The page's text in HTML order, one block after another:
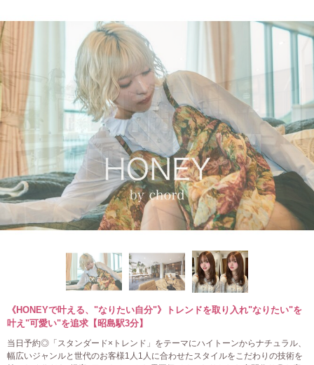
《HONEYで叶える、"なりたい自分"》トレンドを取り入れ"なりたい"を
叶え"可愛い"を追求【昭島駅3分】
当日予約◎「スタンダード×トレンド」をテーマにハイトーンからナチュラル、
幅広いジャンルと世代のお客様1人1人に合わせたスタイルをこだわりの技術を